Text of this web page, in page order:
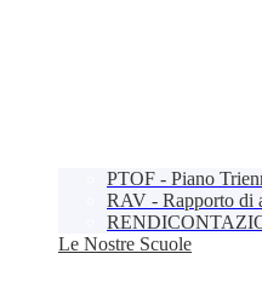
PTOF - Piano
RAV - Rapporto di
Le Nostre Scuole